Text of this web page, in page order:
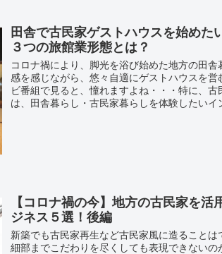
田舎で古民家ゲストハウスを始めた
３つの旅館業形態とは？
コロナ禍により、脚光を浴び始めた地方の田舎
感を感じながら、悠々自適にゲストハウスを営
ビ番組で見ると、憧れますよね・・・特に、古
は、田舎暮らし・古民家暮らしを体験したいイ
【コロナ禍の今】地方の古民家を活
ジネス５選！後編
新築でも古民家再生など古民家風に造ることは
細部までこだわりを尽くしても表現できないの